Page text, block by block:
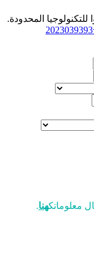
المحدودة.
معلوماتكهنا.